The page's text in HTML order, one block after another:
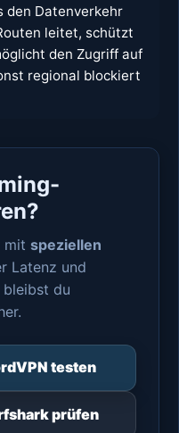
den Datenverkehr
leitet, schützt
den Zugriff auf
regional blockiert
mitspeziellen
Latenz und
bleibst du
testen
prüfen